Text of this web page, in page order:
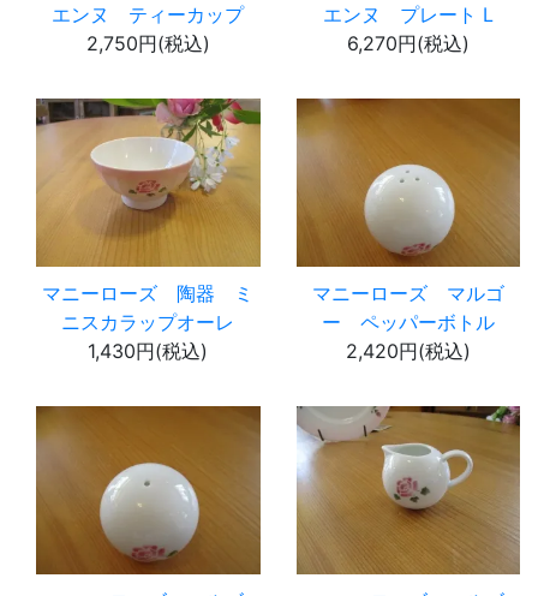
エンヌ ティーカップ
2,750円(税込)
エンヌ プレート L
6,270円(税込)
マニーローズ 陶器 ミ
ニスカラップオーレ
1,430円(税込)
マニーローズ マルゴ
ー ペッパーボトル
2,420円(税込)